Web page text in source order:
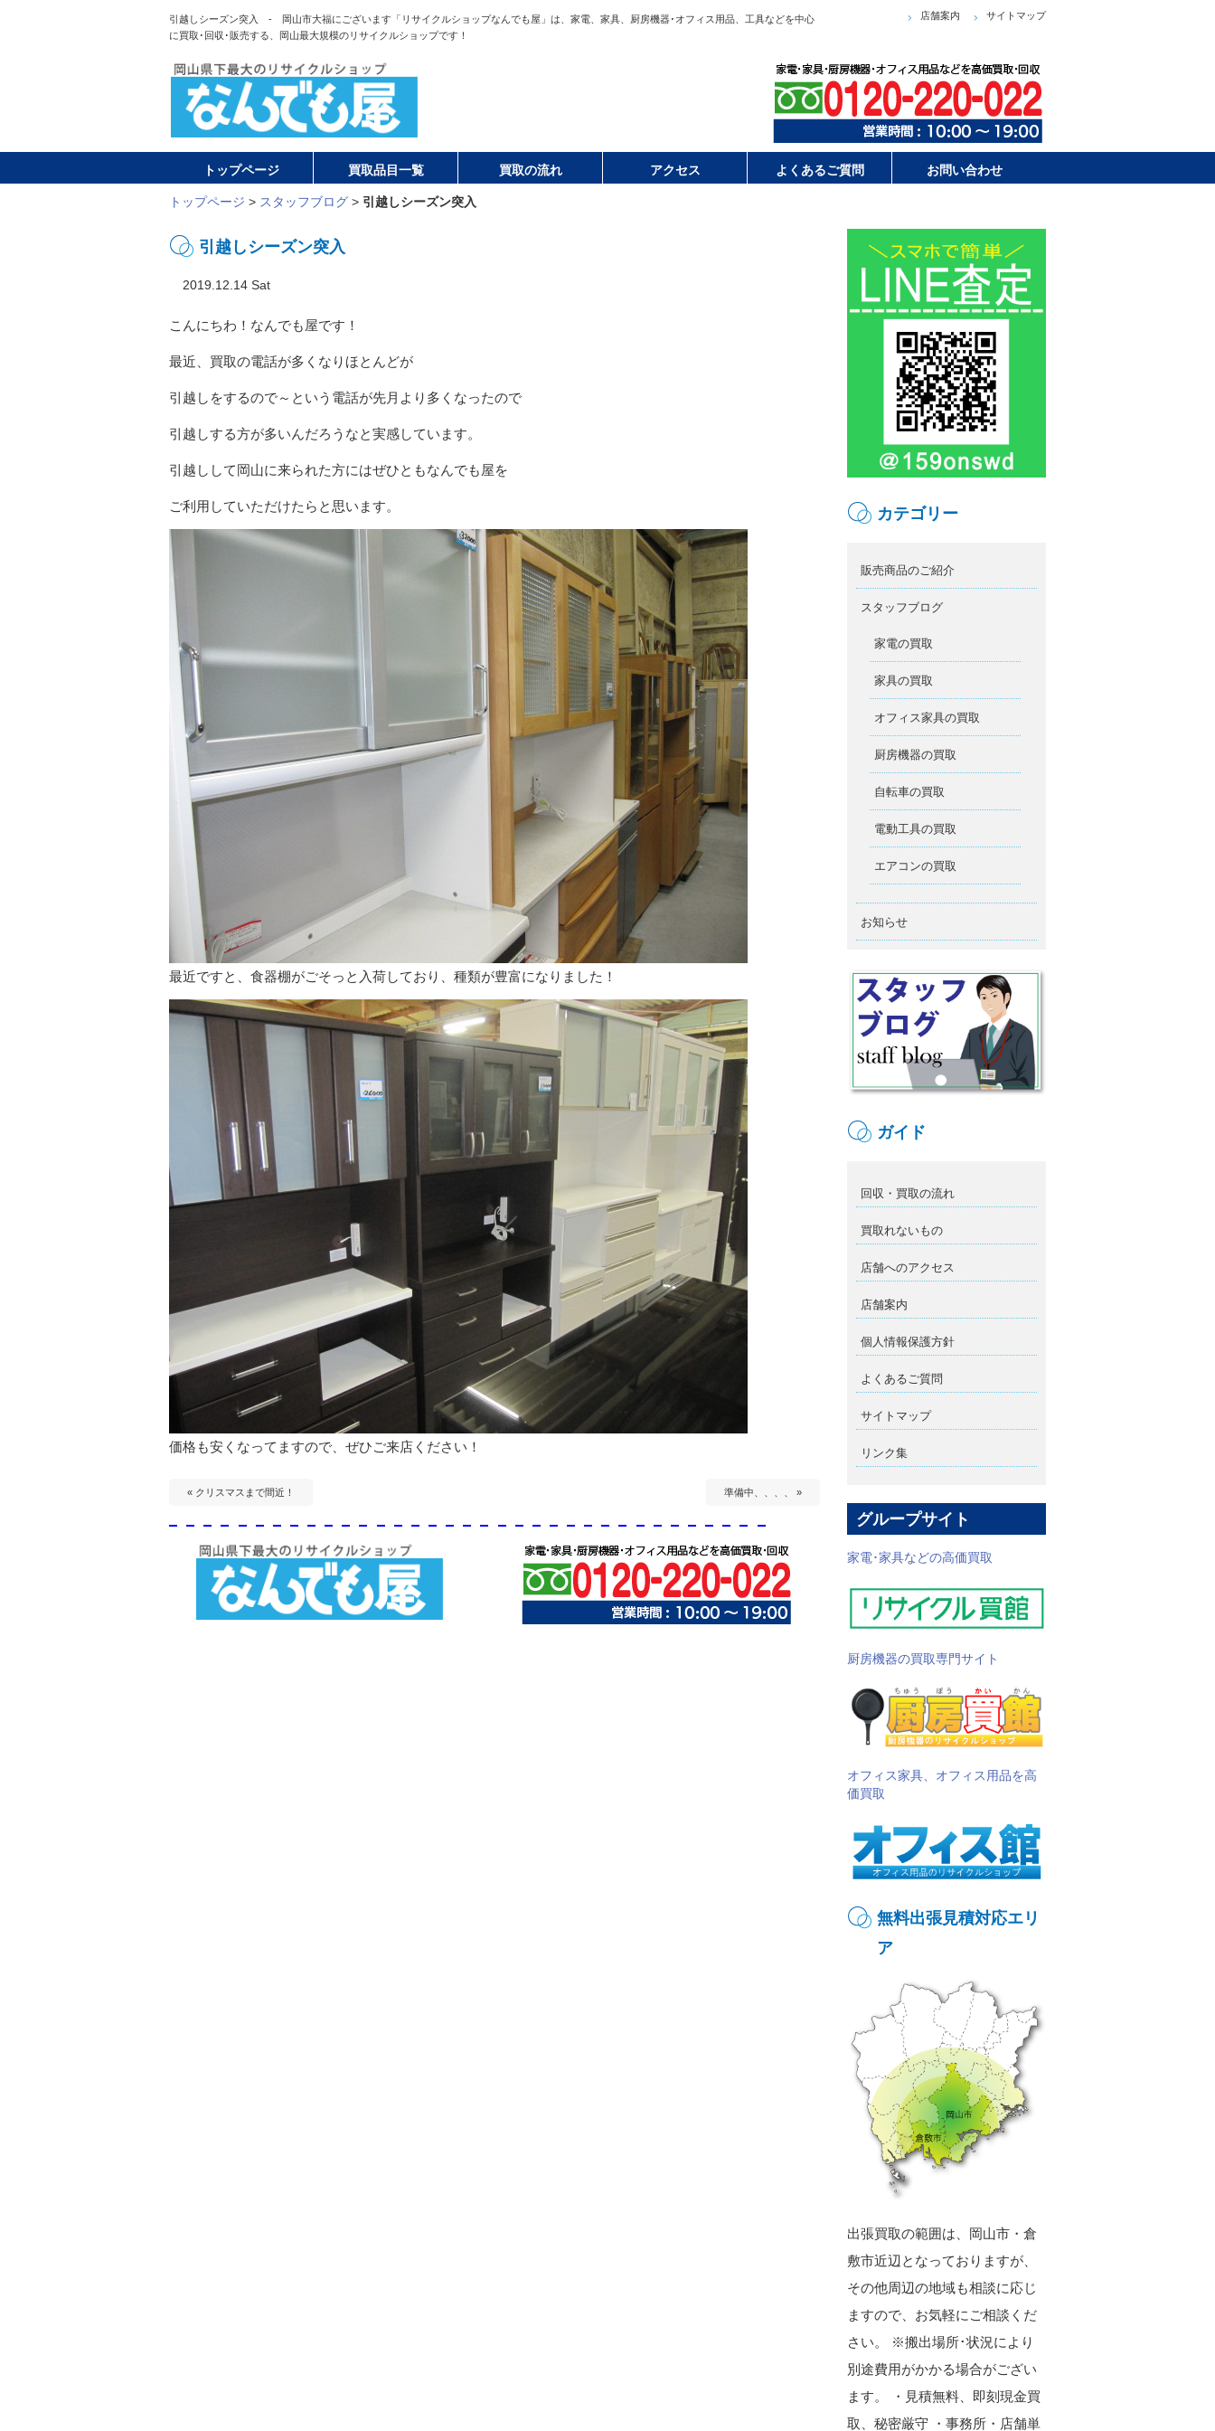
引越しシーズン突入 - 岡山市大福にございます「リサイクルショップなんでも屋」は、家電、家具、厨房機器･オフィス用品、工具などを中心
に買取･回収･販売する、岡山最大規模のリサイクルショップです！
店舗案内 サイトマップ
トップページ 買取品目一覧 買取の流れ アクセス よくあるご質問 お問い合わせ
トップページ > スタッフブログ > 引越しシーズン突入
引越しシーズン突入
2019.12.14 Sat
こんにちわ！なんでも屋です！
最近、買取の電話が多くなりほとんどが
引越しをするので～という電話が先月より多くなったので
引越しする方が多いんだろうなと実感しています。
引越しして岡山に来られた方にはぜひともなんでも屋を
ご利用していただけたらと思います。
最近ですと、食器棚がごそっと入荷しており、種類が豊富になりました！
価格も安くなってますので、ぜひご来店ください！
« クリスマスまで間近！ 準備中、、、、 »
カテゴリー
販売商品のご紹介
スタッフブログ
家電の買取
家具の買取
オフィス家具の買取
厨房機器の買取
自転車の買取
電動工具の買取
エアコンの買取
お知らせ
ガイド
回収・買取の流れ
買取れないもの
店舗へのアクセス
店舗案内
個人情報保護方針
よくあるご質問
サイトマップ
リンク集
グループサイト
家電･家具などの高価買取
厨房機器の買取専門サイト
オフィス家具、オフィス用品を高
価買取
無料出張見積対応エリ
ア
出張買取の範囲は、岡山市・倉
敷市近辺となっておりますが、
その他周辺の地域も相談に応じ
ますので、お気軽にご相談くだ
さい。 ※搬出場所･状況により
別途費用がかかる場合がござい
ます。 ・見積無料、即刻現金買
取、秘密厳守 ・事務所・店舗単